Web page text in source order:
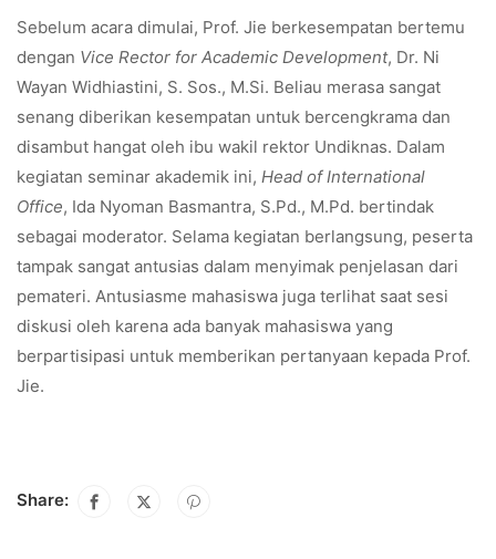
Sebelum acara dimulai, Prof. Jie berkesempatan bertemu
dengan Vice Rector for Academic Development, Dr. Ni
Wayan Widhiastini, S. Sos., M.Si. Beliau merasa sangat
senang diberikan kesempatan untuk bercengkrama dan
disambut hangat oleh ibu wakil rektor Undiknas. Dalam
kegiatan seminar akademik ini, Head of International
Office, Ida Nyoman Basmantra, S.Pd., M.Pd. bertindak
sebagai moderator. Selama kegiatan berlangsung, peserta
tampak sangat antusias dalam menyimak penjelasan dari
pemateri. Antusiasme mahasiswa juga terlihat saat sesi
diskusi oleh karena ada banyak mahasiswa yang
berpartisipasi untuk memberikan pertanyaan kepada Prof.
Jie.
Share: